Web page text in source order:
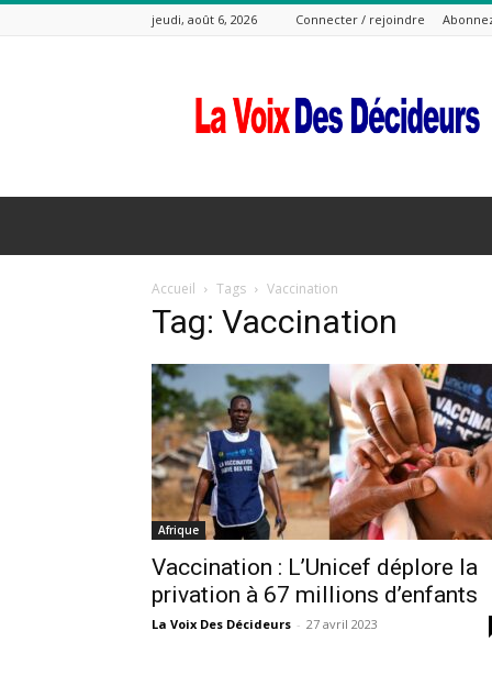
jeudi, août 6, 2026 Connecter / rejoindre
Voix
Des
Accueil Tags Vaccination
Tag: Vaccination
Afrique
Vaccination : L’Unicef déplore la
privation à 67 millions d’enfants
La Voix Des Décideurs - 27 avril 2023